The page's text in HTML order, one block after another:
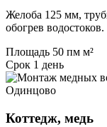
Желоба 125 мм,
обогрев водостоков.
Площадь 50 пм м²
Срок 1 день
Одинцово
Коттедж, медь